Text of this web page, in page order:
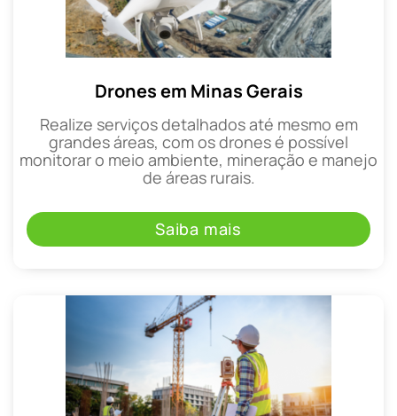
Drones em Minas Gerais
Realize serviços detalhados até mesmo em
grandes áreas, com os drones é possível
monitorar o meio ambiente, mineração e manejo
de áreas rurais.
Saiba mais